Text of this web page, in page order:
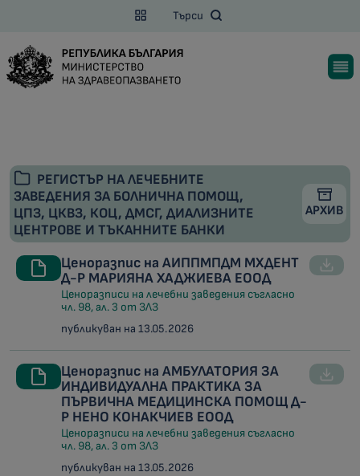
Търси
РЕГИСТЪР НА ЛЕЧЕБНИТЕ
ЗАВЕДЕНИЯ ЗА БОЛНИЧНА ПОМОЩ,
ЦПЗ, ЦКВЗ, КОЦ, ДМСГ, ДИАЛИЗНИТЕ
ЦЕНТРОВЕ И ТЪКАННИТЕ БАНКИ
АРХИВ
Ценоразпис на АИППМПДМ МХДЕНТ
Д-Р МАРИЯНА ХАДЖИЕВА ЕООД
Ценоразписи на лечебни заведения съгласно
чл. 98, ал. 3 от ЗЛЗ
публикуван на 13.05.2026
Ценоразпис на АМБУЛАТОРИЯ ЗА
ИНДИВИДУАЛНА ПРАКТИКА ЗА
ПЪРВИЧНА МЕДИЦИНСКА ПОМОЩ Д-
Р НЕНО КОНАКЧИЕВ ЕООД
Ценоразписи на лечебни заведения съгласно
чл. 98, ал. 3 от ЗЛЗ
публикуван на 13.05.2026